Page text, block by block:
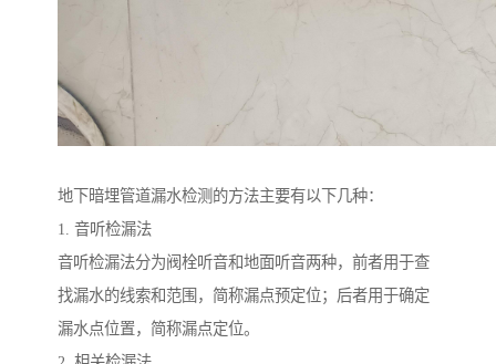
地下暗埋管道漏水检测的方法主要有以下几种：
1. 音听检漏法
音听检漏法分为阀栓听音和地面听音两种，前者用于查
找漏水的线索和范围，简称漏点预定位；后者用于确定
漏水点位置，简称漏点定位。